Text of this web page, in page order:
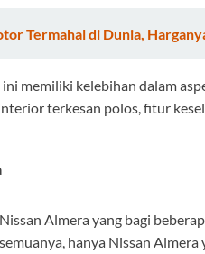
Termahal di Dunia,
memiliki kelebihan dalam
terkesan polos, fitur
Almera yang bagi
hanya Nissan